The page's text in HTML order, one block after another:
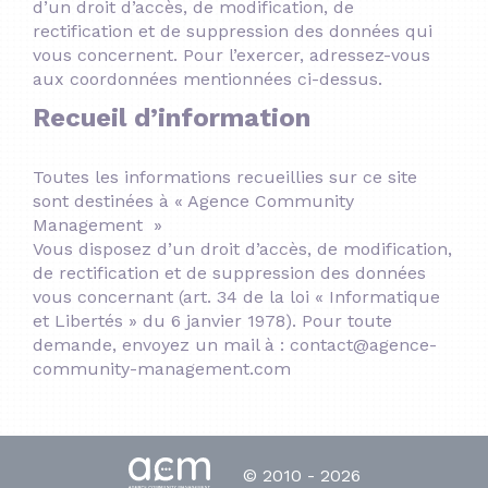
d’un droit d’accès, de modification, de
rectification et de suppression des données qui
vous concernent. Pour l’exercer, adressez-vous
aux coordonnées mentionnées ci-dessus.
Recueil d’information
Toutes les informations recueillies sur ce site
sont destinées à « Agence Community
Management »
Vous disposez d’un droit d’accès, de modification,
de rectification et de suppression des données
vous concernant (art. 34 de la loi « Informatique
et Libertés » du 6 janvier 1978). Pour toute
demande, envoyez un mail à : contact@agence-
community-management.com
© 2010 - 2026